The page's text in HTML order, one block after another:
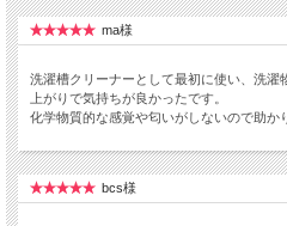
ma様
洗濯槽クリーナーとして最初に使い、洗
上がりで気持ちが良かったです。
化学物質的な感覚や匂いがしないので助か
bcs様